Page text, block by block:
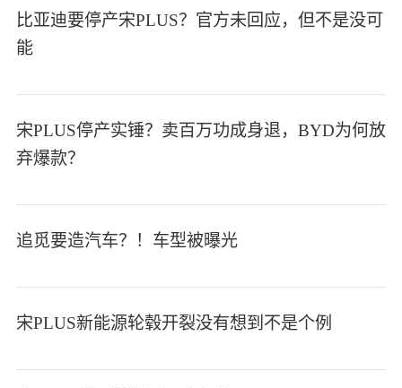
比亚迪要停产宋PLUS？官方未回应，但不是没可
能
宋PLUS停产实锤？卖百万功成身退，BYD为何放
弃爆款？
追觅要造汽车？！车型被曝光
宋PLUS新能源轮毂开裂没有想到不是个例